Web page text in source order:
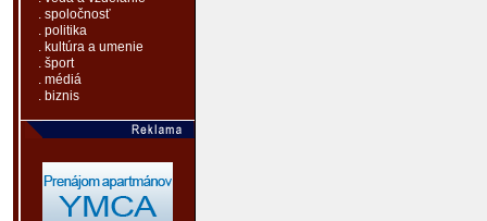
. spoločnosť
. politika
. kultúra a umenie
. šport
. médiá
. biznis